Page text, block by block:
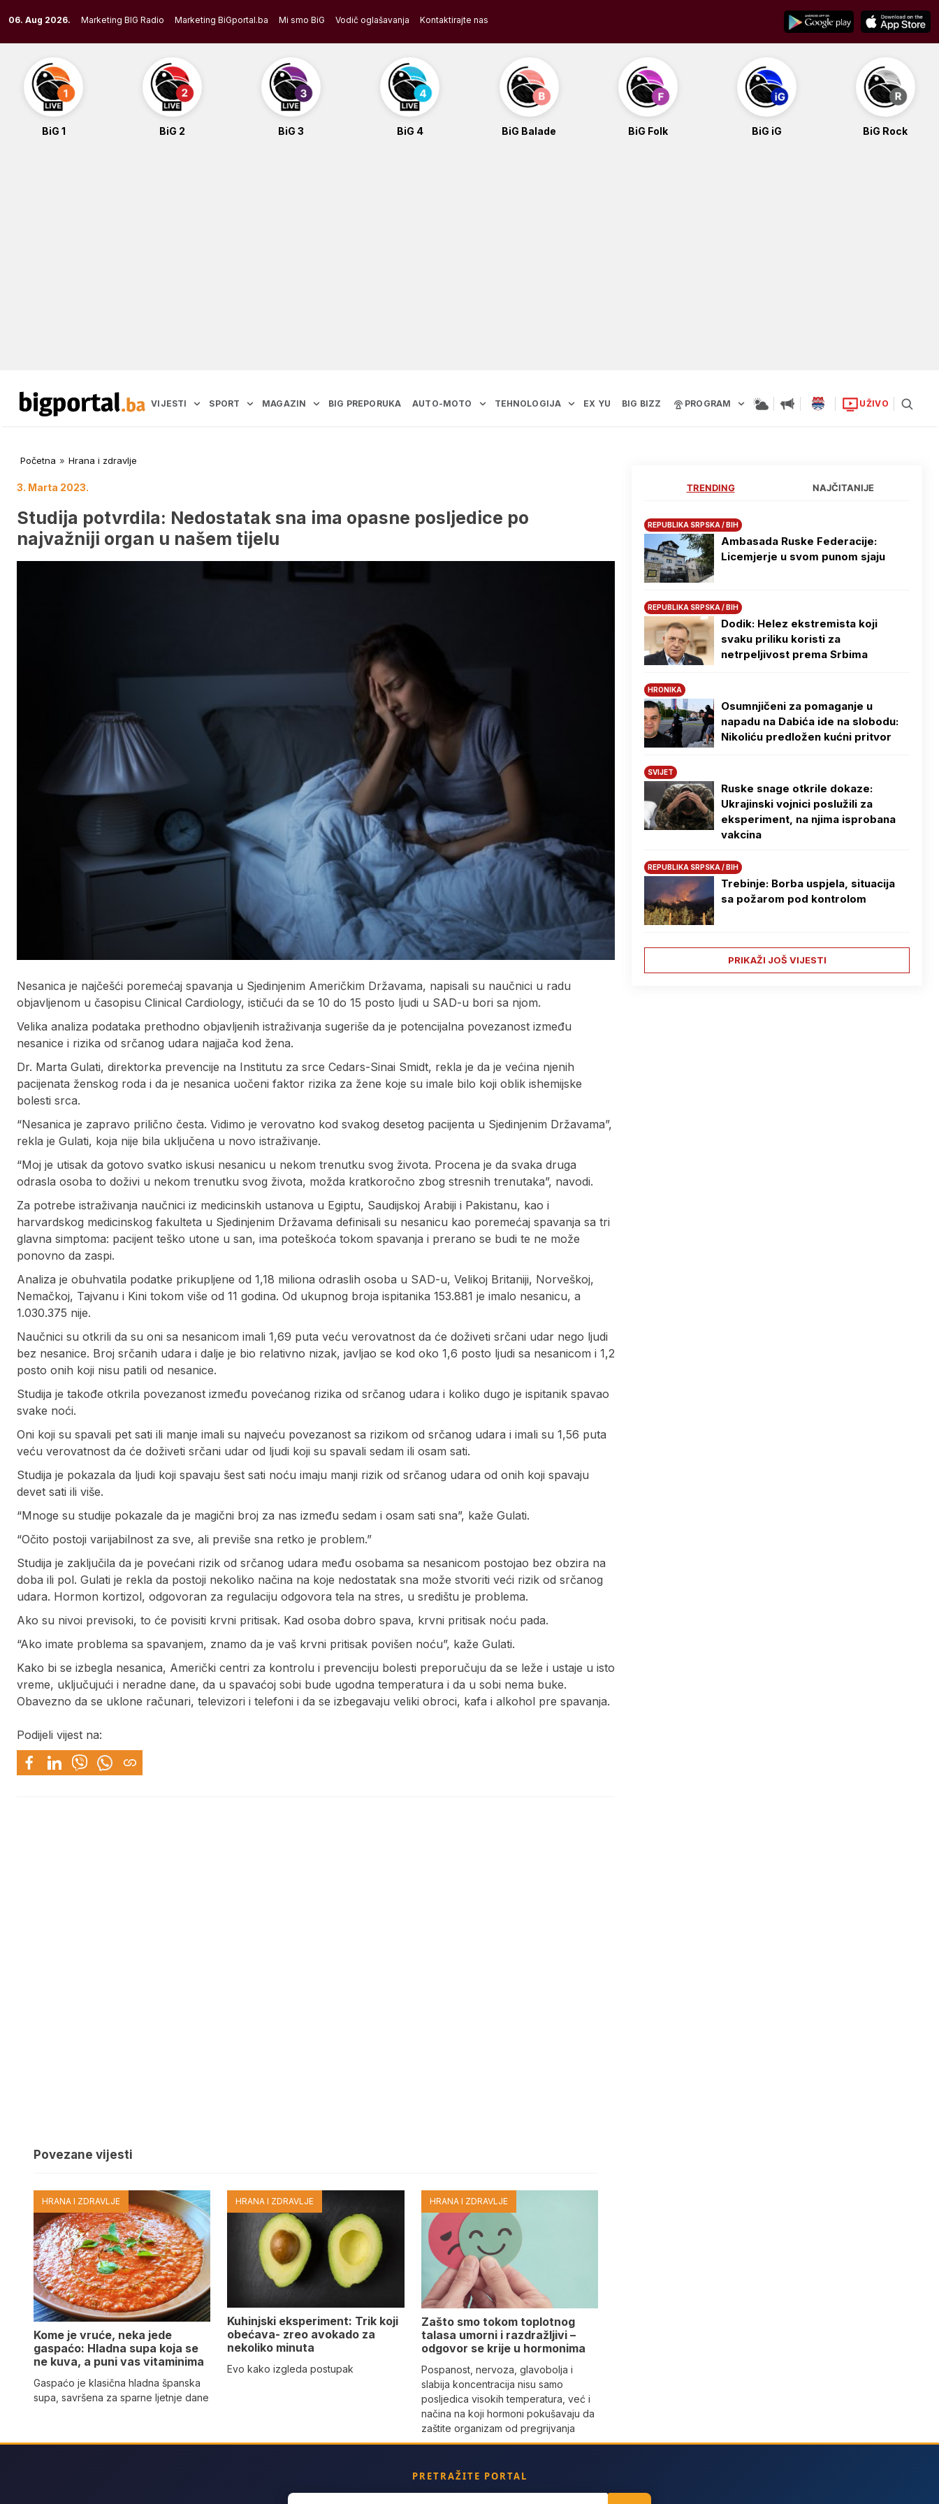
to
content
06. Aug 2026. Marketing BIG Radio Marketing BiGportal.ba Mi smo BiG Vodič oglašavanja Kontaktirajte nas
BiG 1 BiG 2 BiG 3 BiG 4 BiG Balade BiG Folk BiG iG BiG Rock
VIJESTI SPORT MAGAZIN BIG PREPORUKA AUTO-MOTO TEHNOLOGIJA EX YU BIG BIZZ PROGRAM UŽIVO
Početna » Hrana i zdravlje
3. Marta 2023.
Studija potvrdila: Nedostatak sna ima opasne posljedice po
najvažniji organ u našem tijelu
Nesanica je najčešći poremećaj spavanja u Sjedinjenim Američkim Državama, napisali su naučnici u radu
objavljenom u časopisu Clinical Cardiology, ističući da se 10 do 15 posto ljudi u SAD-u bori sa njom.
Velika analiza podataka prethodno objavljenih istraživanja sugeriše da je potencijalna povezanost između
nesanice i rizika od srčanog udara najjača kod žena.
Dr. Marta Gulati, direktorka prevencije na Institutu za srce Cedars-Sinai Smidt, rekla je da je većina njenih
pacijenata ženskog roda i da je nesanica uočeni faktor rizika za žene koje su imale bilo koji oblik ishemijske
bolesti srca.
“Nesanica je zapravo prilično česta. Vidimo je verovatno kod svakog desetog pacijenta u Sjedinjenim Državama”,
rekla je Gulati, koja nije bila uključena u novo istraživanje.
“Moj je utisak da gotovo svatko iskusi nesanicu u nekom trenutku svog života. Procena je da svaka druga
odrasla osoba to doživi u nekom trenutku svog života, možda kratkoročno zbog stresnih trenutaka”, navodi.
Za potrebe istraživanja naučnici iz medicinskih ustanova u Egiptu, Saudijskoj Arabiji i Pakistanu, kao i
harvardskog medicinskog fakulteta u Sjedinjenim Državama definisali su nesanicu kao poremećaj spavanja sa tri
glavna simptoma: pacijent teško utone u san, ima poteškoća tokom spavanja i prerano se budi te ne može
ponovno da zaspi.
Analiza je obuhvatila podatke prikupljene od 1,18 miliona odraslih osoba u SAD-u, Velikoj Britaniji, Norveškoj,
Nemačkoj, Tajvanu i Kini tokom više od 11 godina. Od ukupnog broja ispitanika 153.881 je imalo nesanicu, a
1.030.375 nije.
Naučnici su otkrili da su oni sa nesanicom imali 1,69 puta veću verovatnost da će doživeti srčani udar nego ljudi
bez nesanice. Broj srčanih udara i dalje je bio relativno nizak, javljao se kod oko 1,6 posto ljudi sa nesanicom i 1,2
posto onih koji nisu patili od nesanice.
Studija je takođe otkrila povezanost između povećanog rizika od srčanog udara i koliko dugo je ispitanik spavao
svake noći.
Oni koji su spavali pet sati ili manje imali su najveću povezanost sa rizikom od srčanog udara i imali su 1,56 puta
veću verovatnost da će doživeti srčani udar od ljudi koji su spavali sedam ili osam sati.
Studija je pokazala da ljudi koji spavaju šest sati noću imaju manji rizik od srčanog udara od onih koji spavaju
devet sati ili više.
“Mnoge su studije pokazale da je magični broj za nas između sedam i osam sati sna”, kaže Gulati.
“Očito postoji varijabilnost za sve, ali previše sna retko je problem.”
Studija je zaključila da je povećani rizik od srčanog udara među osobama sa nesanicom postojao bez obzira na
doba ili pol. Gulati je rekla da postoji nekoliko načina na koje nedostatak sna može stvoriti veći rizik od srčanog
udara. Hormon kortizol, odgovoran za regulaciju odgovora tela na stres, u središtu je problema.
Ako su nivoi previsoki, to će povisiti krvni pritisak. Kad osoba dobro spava, krvni pritisak noću pada.
“Ako imate problema sa spavanjem, znamo da je vaš krvni pritisak povišen noću”, kaže Gulati.
Kako bi se izbegla nesanica, Američki centri za kontrolu i prevenciju bolesti preporučuju da se leže i ustaje u isto
vreme, uključujući i neradne dane, da u spavaćoj sobi bude ugodna temperatura i da u sobi nema buke.
Obavezno da se uklone računari, televizori i telefoni i da se izbegavaju veliki obroci, kafa i alkohol pre spavanja.
Podijeli vijest na:
Povezane vijesti
HRANA I ZDRAVLJE
Kome je vruće, neka jede
gaspaćo: Hladna supa koja se
ne kuva, a puni vas vitaminima
Gaspaćo je klasična hladna španska
supa, savršena za sparne ljetnje dane
HRANA I ZDRAVLJE
Kuhinjski eksperiment: Trik koji
obećava- zreo avokado za
nekoliko minuta
Evo kako izgleda postupak
HRANA I ZDRAVLJE
Zašto smo tokom toplotnog
talasa umorni i razdražljivi –
odgovor se krije u hormonima
Pospanost, nervoza, glavobolja i
slabija koncentracija nisu samo
posljedica visokih temperatura, već i
načina na koji hormoni pokušavaju da
zaštite organizam od pregrijvanja
TRENDING NAJČITANIJE
REPUBLIKA SRPSKA / BIH
Ambasada Ruske Federacije:
Licemjerje u svom punom sjaju
REPUBLIKA SRPSKA / BIH
Dodik: Helez ekstremista koji
svaku priliku koristi za
netrpeljivost prema Srbima
HRONIKA
Osumnjičeni za pomaganje u
napadu na Dabića ide na slobodu:
Nikoliću predložen kućni pritvor
SVIJET
Ruske snage otkrile dokaze:
Ukrajinski vojnici poslužili za
eksperiment, na njima isprobana
vakcina
REPUBLIKA SRPSKA / BIH
Trebinje: Borba uspjela, situacija
sa požarom pod kontrolom
PRIKAŽI JOŠ VIJESTI
PRETRAŽITE PORTAL
Search